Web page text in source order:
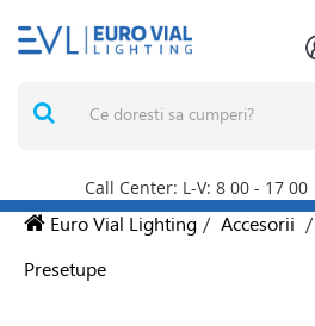
Call Center: L-V: 8 00 - 17 00
Euro Vial Lighting / Accesorii /
Presetupe